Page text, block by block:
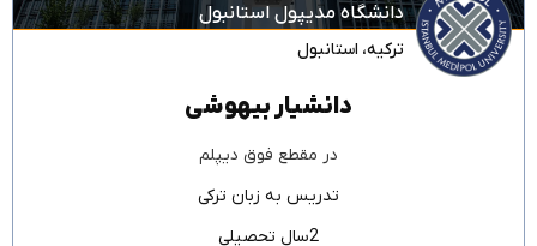
دانشگاه مدیپول استانبول
ترکیه، استانبول
دانشیار بیهوشی
در مقطع فوق دیپلم
تدریس به زبان ترکی
2سال تحصیلی